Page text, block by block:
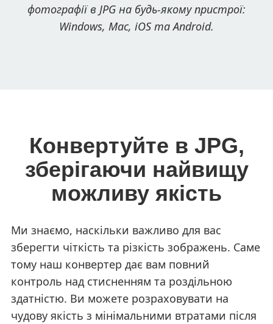
фотографії в JPG на будь-якому пристрої:
Windows, Mac, iOS та Android.
Конвертуйте в JPG,
зберігаючи найвищу
можливу якість
Ми знаємо, наскільки важливо для вас
зберегти чіткість та різкість зображень. Саме
тому наш конвертер дає вам повний
контроль над стисненням та роздільною
здатністю. Ви можете розраховувати на
чудову якість з мінімальними втратами після